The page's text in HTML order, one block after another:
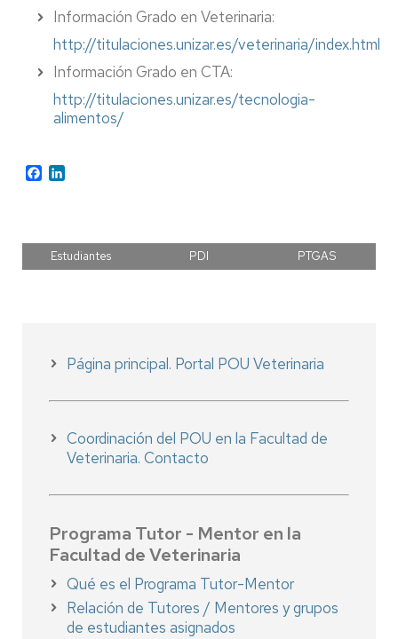
Información Grado en Veterinaria:
http://titulaciones.unizar.es/veterinaria/index.html
Información Grado en CTA:
http://titulaciones.unizar.es/tecnologia-
alimentos/
Facebook
Estudiantes PDI PTGAS
Página principal. Portal POU Veterinaria
Coordinación del POU en la Facultad de
Veterinaria. Contacto
Programa Tutor - Mentor en la
Facultad de Veterinaria
Qué es el Programa Tutor-Mentor
Relación de Tutores / Mentores y grupos
de estudiantes asignados